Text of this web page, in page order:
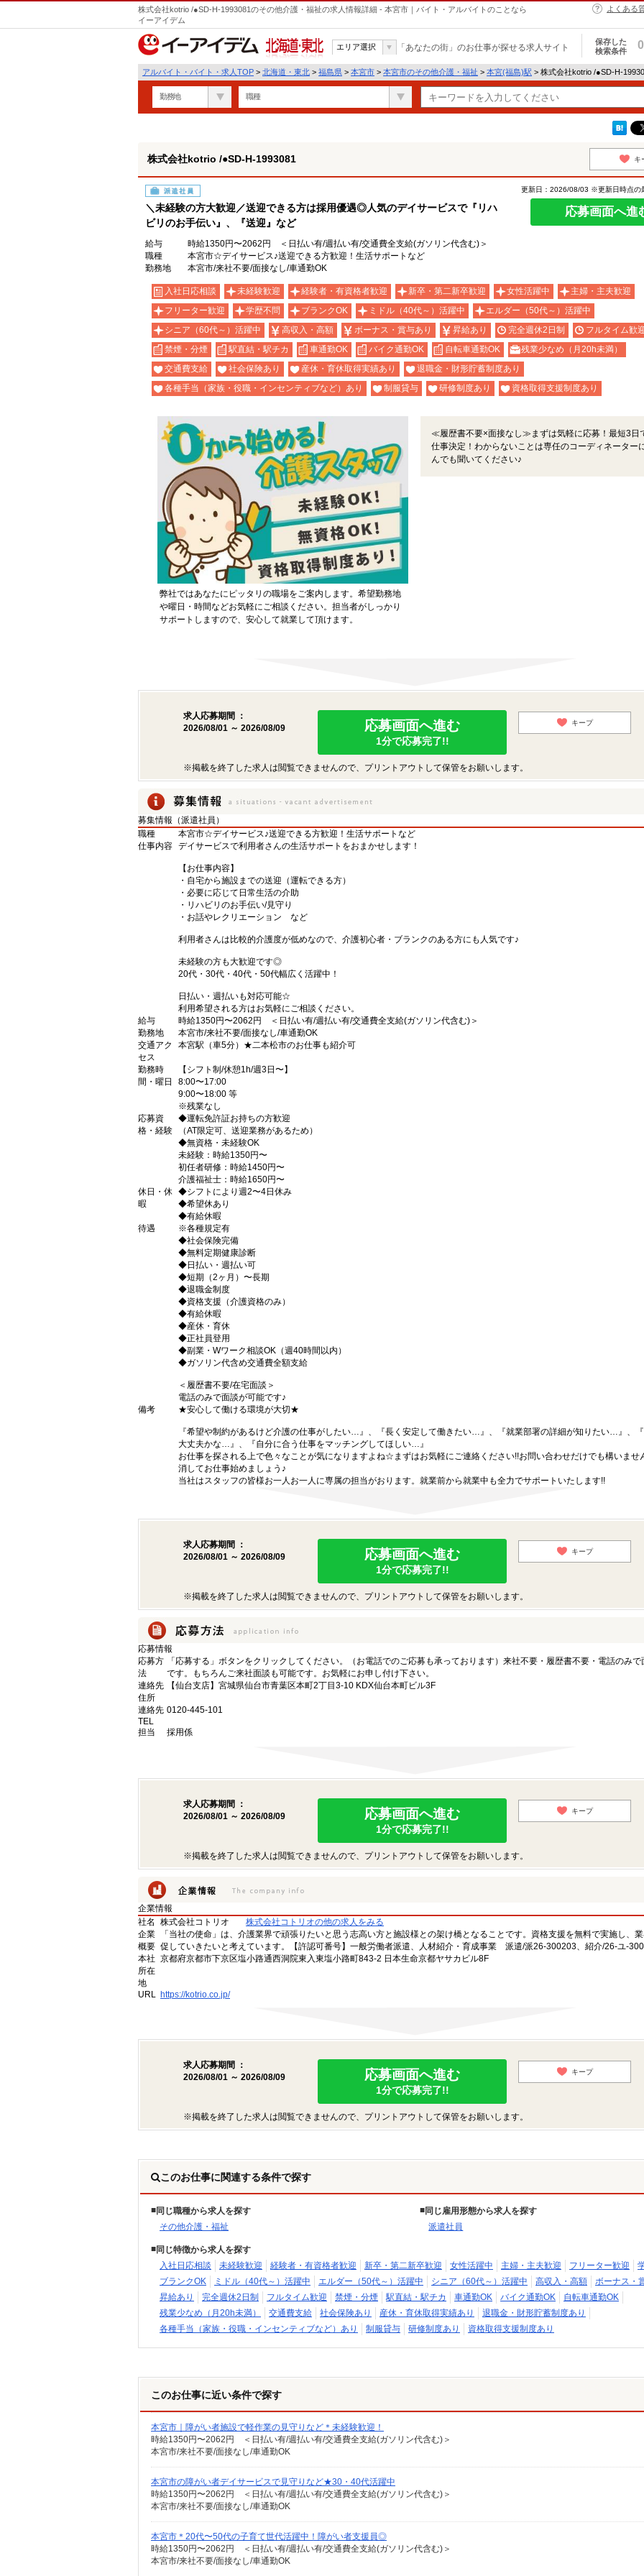
株式会社kotrio /●SD-H-1993081のその他介護・福祉の求人情報詳細 - 本宮市｜バイト・アルバイトのことなら
イーアイデム
よくある
北海道・東北
エリア選択 「あなたの街」のお仕事が探せる求人サイト
保存した
検索条件
0
アルバイト・バイト・求人TOP > 北海道・東北 > 福島県 > 本宮市 > 本宮市のその他介護・福祉 > 本宮(福島)駅 > 株式会社kotrio /●SD-H-
勤務地 職種
株式会社kotrio /●SD-H-1993081 キ
派遣社員
＼未経験の方大歓迎／送迎できる方は採用優遇◎人気のデイサービスで『リハ
ビリのお手伝い』、『送迎』など
更新日：2026/08/03 ※更新日時点の
応募画面へ進
給与
時給1350円〜2062円 ＜日払い有/週払い有/交通費全支給(ガソリン代含む)＞
職種
本宮市☆デイサービス♪送迎できる方歓迎！生活サポートなど
勤務地
本宮市/来社不要/面接なし/車通勤OK
入社日応相談 未経験歓迎 経験者・有資格者歓迎 新卒・第二新卒歓迎 女性活躍中
主婦・主夫歓迎
フリーター歓迎
学歴不問 ブランクOK ミドル（40代～）活躍中
エルダー（50代～）活躍中
シニア（60代～）活躍中
高収入・高額 ボーナス・賞与あり 昇給あり 完全週休2日制
フルタイム歓
禁煙・分煙
駅直結・駅チカ 車通勤OK バイク通勤OK 自転車通勤OK
残業少なめ（月20h未満）
交通費支給
社会保険あり 産休・育休取得実績あり
退職金・財形貯蓄制度あり
各種手当（家族・役職・インセンティブなど）あり
制服貸与 研修制度あり 資格取得支援制度あり
弊社ではあなたにピッタリの職場をご案内します。希望勤務地
や曜日・時間などお気軽にご相談ください。担当者がしっかり
サポートしますので、安心して就業して頂けます。
≪履歴書不要×面接なし≫まずは気軽に応募！最短3日
仕事決定！わからないことは専任のコーディネーター
んでも聞いてください♪
求人応募期間 ：
2026/08/01 ～ 2026/08/09
応募画面へ進む
1分で応募完了!!
キープ
※掲載を終了した求人は閲覧できませんので、プリントアウトして保管をお願いします。
募集情報（派遣社員）
職種
本宮市☆デイサービス♪送迎できる方歓迎！生活サポートなど
仕事内容 デイサービスで利用者さんの生活サポートをおまかせします！
【お仕事内容】
・自宅から施設までの送迎（運転できる方）
・必要に応じて日常生活の介助
・リハビリのお手伝い/見守り
・お話やレクリエーション など
利用者さんは比較的介護度が低めなので、介護初心者・ブランクのある方にも人気です♪
未経験の方も大歓迎です◎
20代・30代・40代・50代幅広く活躍中！
日払い・週払いも対応可能☆
利用希望される方はお気軽にご相談ください。
給与
時給1350円〜2062円 ＜日払い有/週払い有/交通費全支給(ガソリン代含む)＞
勤務地
本宮市/来社不要/面接なし/車通勤OK
交通アク
セス
本宮駅（車5分）★二本松市のお仕事も紹介可
勤務時
間・曜日
【シフト制/休憩1h/週3日〜】
8:00〜17:00
9:00〜18:00 等
※残業なし
応募資
格・経験
◆運転免許証お持ちの方歓迎
（AT限定可、送迎業務があるため）
◆無資格・未経験OK
未経験：時給1350円〜
初任者研修：時給1450円〜
介護福祉士：時給1650円〜
休日・休
暇
◆シフトにより週2〜4日休み
◆希望休あり
◆有給休暇
待遇
※各種規定有
◆社会保険完備
◆無料定期健康診断
◆日払い・週払い可
◆短期（2ヶ月）〜長期
◆退職金制度
◆資格支援（介護資格のみ）
◆有給休暇
◆産休・育休
◆正社員登用
◆副業・Wワーク相談OK（週40時間以内）
◆ガソリン代含め交通費全額支給
＜履歴書不要/在宅面談＞
電話のみで面談が可能です♪
備考
★安心して働ける環境が大切★
『希望や制約があるけど介護の仕事がしたい…』、『長く安定して働きたい…』、『就業部署の詳細が知りたい…』、
大丈夫かな…』、『自分に合う仕事をマッチングしてほしい…』
お仕事を探される上で色々なことが気になりますよね☆まずはお気軽にご連絡ください!!お問い合わせだけでも構いませ
消してお仕事始めましょう♪
当社はスタッフの皆様お一人お一人に専属の担当がおります。就業前から就業中も全力でサポートいたします!!
求人応募期間 ：
2026/08/01 ～ 2026/08/09
応募画面へ進む
1分で応募完了!!
キープ
※掲載を終了した求人は閲覧できませんので、プリントアウトして保管をお願いします。
応募情報
応募方
法
「応募する」ボタンをクリックしてください。（お電話でのご応募も承っております）来社不要・履歴書不要・電話のみで
です。もちろんご来社面談も可能です。お気軽にお申し付け下さい。
連絡先
住所
【仙台支店】宮城県仙台市青葉区本町2丁目3-10 KDX仙台本町ビル3F
連絡先
TEL
0120-445-101
担当 採用係
求人応募期間 ：
2026/08/01 ～ 2026/08/09
応募画面へ進む
1分で応募完了!!
キープ
※掲載を終了した求人は閲覧できませんので、プリントアウトして保管をお願いします。
企業情報
社名
株式会社コトリオ
株式会社コトリオの他の求人をみる
企業
概要
「当社の使命」は、介護業界で頑張りたいと思う志高い方と施設様との架け橋となることです。資格支援を無料で実施し、
促していきたいと考えています。【許認可番号】一般労働者派遣、人材紹介・育成事業 派遣/派26-300203、紹介/26-ユ-
本社
所在
地
京都府京都市下京区塩小路通西洞院東入東塩小路町843-2 日本生命京都ヤサカビル8F
URL https://kotrio.co.jp/
求人応募期間 ：
2026/08/01 ～ 2026/08/09
応募画面へ進む
1分で応募完了!!
キープ
※掲載を終了した求人は閲覧できませんので、プリントアウトして保管をお願いします。
このお仕事に関連する条件で探す
同じ職種から求人を探す
その他介護・福祉
同じ雇用形態から求人を探す
派遣社員
同じ特徴から求人を探す
入社日応相談
未経験歓迎 経験者・有資格者歓迎 新卒・第二新卒歓迎 女性活躍中 主婦・主夫歓迎 フリーター歓迎
ブランクOK
ミドル（40代～）活躍中 エルダー（50代～）活躍中 シニア（60代～）活躍中 高収入・高額
ボーナス・
昇給あり
完全週休2日制 フルタイム歓迎 禁煙・分煙 駅直結・駅チカ 車通勤OK バイク通勤OK
自転車通勤OK
残業少なめ（月20h未満）
交通費支給 社会保険あり 産休・育休取得実績あり
退職金・財形貯蓄制度あり
各種手当（家族・役職・インセンティブなど）あり
制服貸与 研修制度あり 資格取得支援制度あり
このお仕事に近い条件で探す
本宮市｜障がい者施設で軽作業の見守りなど＊未経験歓迎！
時給1350円〜2062円 ＜日払い有/週払い有/交通費全支給(ガソリン代含む)＞
本宮市/来社不要/面接なし/車通勤OK
本宮市の障がい者デイサービスで見守りなど★30・40代活躍中
時給1350円〜2062円 ＜日払い有/週払い有/交通費全支給(ガソリン代含む)＞
本宮市/来社不要/面接なし/車通勤OK
本宮市＊20代〜50代の子育て世代活躍中！障がい者支援員◎
時給1350円〜2062円 ＜日払い有/週払い有/交通費全支給(ガソリン代含む)＞
本宮市/来社不要/面接なし/車通勤OK